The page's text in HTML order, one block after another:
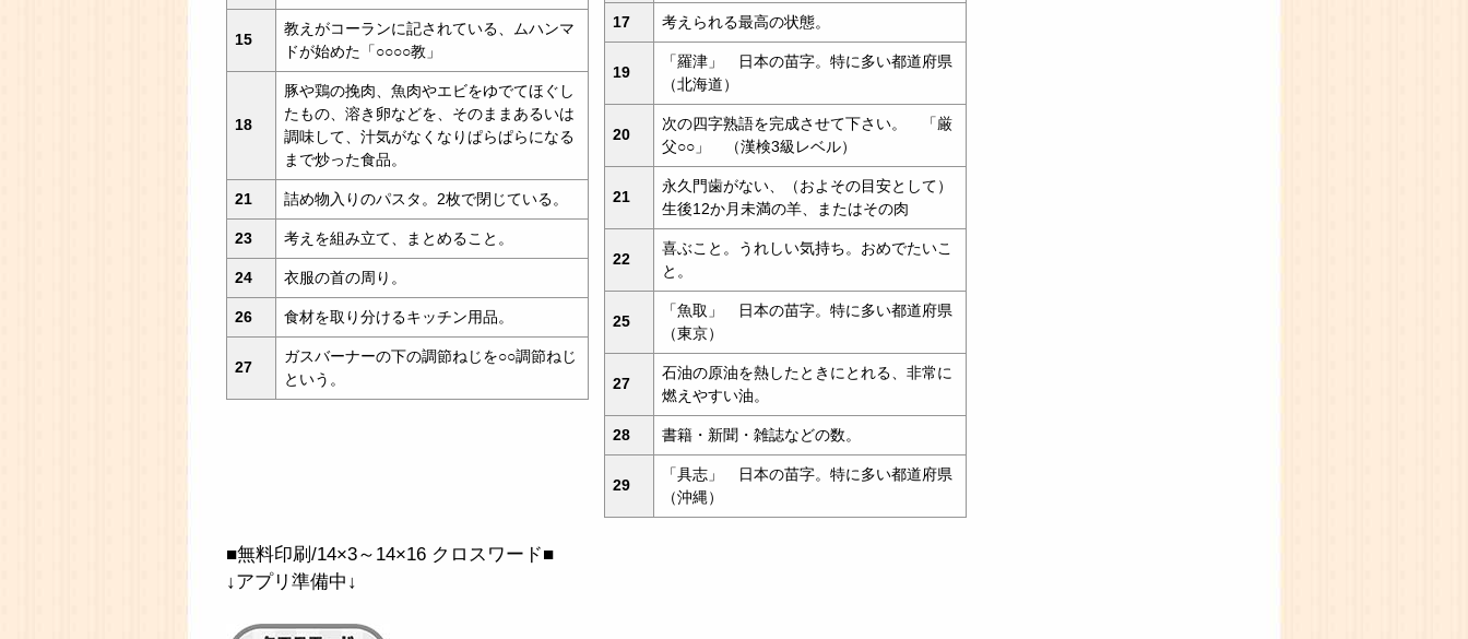
15
教えがコーランに記されている、ムハンマ
ドが始めた「○○○○教」
18
豚や鶏の挽肉、魚肉やエビをゆでてほぐし
たもの、溶き卵などを、そのままあるいは
調味して、汁気がなくなりぱらぱらになる
まで炒った食品。
21 詰め物入りのパスタ。2枚で閉じている。
23 考えを組み立て、まとめること。
24 衣服の首の周り。
26 食材を取り分けるキッチン用品。
27
ガスバーナーの下の調節ねじを○○調節ねじ
という。
17 考えられる最高の状態。
19
「羅津」 日本の苗字。特に多い都道府県
（北海道）
20
次の四字熟語を完成させて下さい。 「厳
父○○」 （漢検3級レベル）
21
永久門歯がない、（およその目安として）
生後12か月未満の羊、またはその肉
22
喜ぶこと。うれしい気持ち。おめでたいこ
と。
25
「魚取」 日本の苗字。特に多い都道府県
（東京）
27
石油の原油を熱したときにとれる、非常に
燃えやすい油。
28 書籍・新聞・雑誌などの数。
29
「具志」 日本の苗字。特に多い都道府県
（沖縄）
■無料印刷/14×3～14×16 クロスワード■
↓アプリ準備中↓